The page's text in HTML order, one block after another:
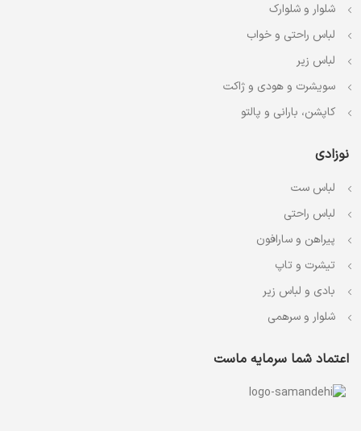
شلوار و شلوارک
لباس راحتی و خواب
لباس زیر
سویشرت و هودی و ژاکت
کاپشن، بارانی و پالتو
نوزادی
لباس ست
لباس راحتی
پیراهن و سارافون
تیشرت و تاپ
بادی و لباس زیر
شلوار و سرهمی
اعتماد شما سرمایه ماست